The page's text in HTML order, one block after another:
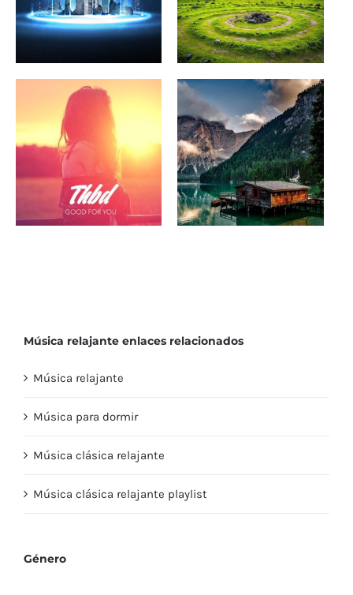
Música corporativa
para videos
Música de fondo
ambiente para
Youtube
Música relajante enlaces relacionados
Música relajante
Música para dormir
Música clásica relajante
Música clásica relajante playlist
Género